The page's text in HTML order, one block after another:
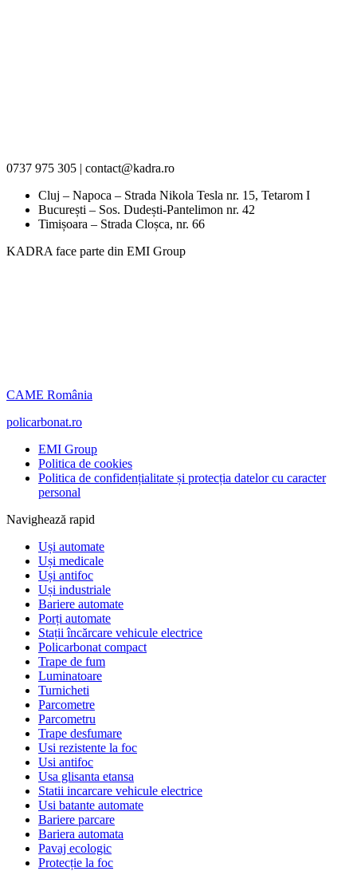
0737 975 305 | contact@kadra.ro
Cluj – Napoca – Strada Nikola Tesla nr. 15, Tetarom I
București – Sos. Dudești-Pantelimon nr. 42
Timișoara – Strada Cloșca, nr. 66
KADRA face parte din EMI Group
CAME România
policarbonat.ro
EMI Group
Politica de cookies
Politica de confidențialitate și protecția datelor cu caracter
personal
Navighează rapid
Uși automate
Uși medicale
Uși antifoc
Uși industriale
Bariere automate
Porți automate
Stații încărcare vehicule electrice
Policarbonat compact
Trape de fum
Luminatoare
Turnicheti
Parcometre
Parcometru
Trape desfumare
Usi rezistente la foc
Usi antifoc
Usa glisanta etansa
Statii incarcare vehicule electrice
Usi batante automate
Bariere parcare
Bariera automata
Pavaj ecologic
Protecție la foc